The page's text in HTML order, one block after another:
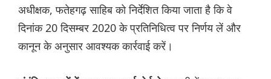
अधीक्षक, फतेहगढ़ साहिब को निर्देशित किया जाता है कि वे
दिनांक 20 दिसम्बर 2020 के प्रतिनिधित्व पर निर्णय लें और
कानून के अनुसार आवश्यक कार्रवाई करें।